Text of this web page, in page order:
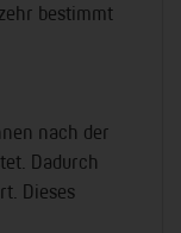
bestimmt
nach der
Dadurch
Dieses